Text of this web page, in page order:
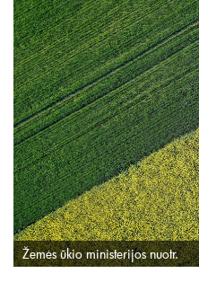
Žemės ūkio ministerijos nuotr.